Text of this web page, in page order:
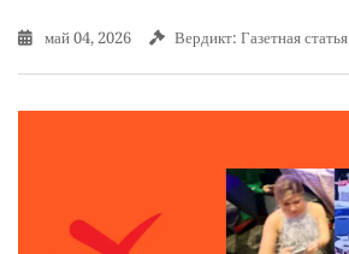
май 04, 2026 Вердикт: Газетная статья